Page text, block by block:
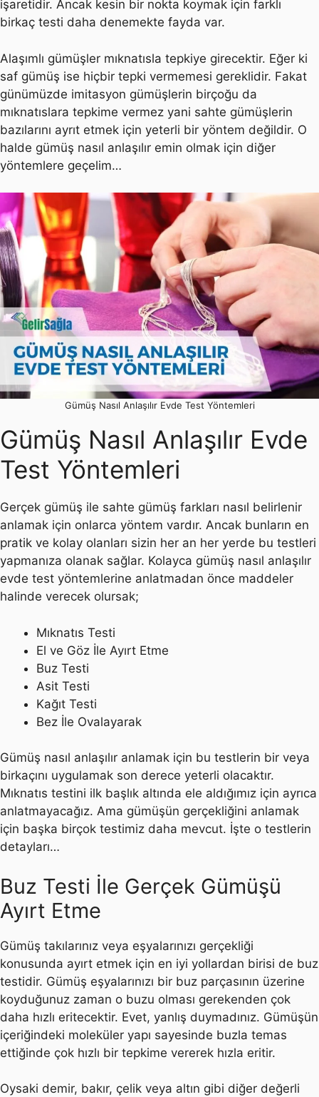
işaretidir. Ancak kesin bir nokta koymak için farklı
birkaç testi daha denemekte fayda var.
Alaşımlı gümüşler mıknatısla tepkiye girecektir. Eğer ki
saf gümüş ise hiçbir tepki vermemesi gereklidir. Fakat
günümüzde imitasyon gümüşlerin birçoğu da
mıknatıslara tepkime vermez yani sahte gümüşlerin
bazılarını ayrıt etmek için yeterli bir yöntem değildir. O
halde gümüş nasıl anlaşılır emin olmak için diğer
yöntemlere geçelim…
Gümüş Nasıl Anlaşılır Evde Test Yöntemleri
Gümüş Nasıl Anlaşılır Evde
Test Yöntemleri
Gerçek gümüş ile sahte gümüş farkları nasıl belirlenir
anlamak için onlarca yöntem vardır. Ancak bunların en
pratik ve kolay olanları sizin her an her yerde bu testleri
yapmanıza olanak sağlar. Kolayca gümüş nasıl anlaşılır
evde test yöntemlerine anlatmadan önce maddeler
halinde verecek olursak;
Mıknatıs Testi
El ve Göz İle Ayırt Etme
Buz Testi
Asit Testi
Kağıt Testi
Bez İle Ovalayarak
Gümüş nasıl anlaşılır anlamak için bu testlerin bir veya
birkaçını uygulamak son derece yeterli olacaktır.
Mıknatıs testini ilk başlık altında ele aldığımız için ayrıca
anlatmayacağız. Ama gümüşün gerçekliğini anlamak
için başka birçok testimiz daha mevcut. İşte o testlerin
detayları…
Buz Testi İle Gerçek Gümüşü
Ayırt Etme
Gümüş takılarınız veya eşyalarınızı gerçekliği
konusunda ayırt etmek için en iyi yollardan birisi de buz
testidir. Gümüş eşyalarınızı bir buz parçasının üzerine
koyduğunuz zaman o buzu olması gerekenden çok
daha hızlı eritecektir. Evet, yanlış duymadınız. Gümüşün
içeriğindeki moleküler yapı sayesinde buzla temas
ettiğinde çok hızlı bir tepkime vererek hızla eritir.
Oysaki demir, bakır, çelik veya altın gibi diğer değerli